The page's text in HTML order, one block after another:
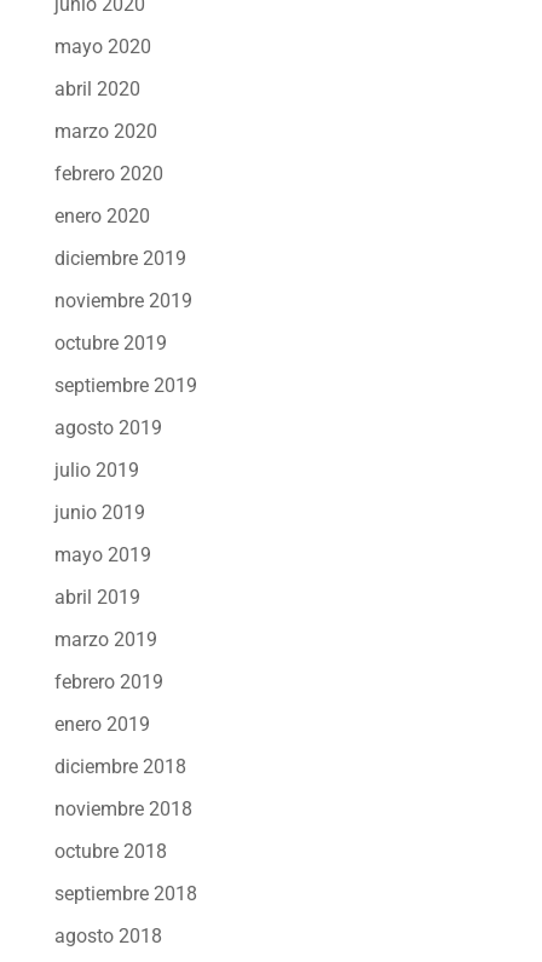
mayo 2020
abril 2020
marzo 2020
febrero 2020
enero 2020
diciembre 2019
noviembre 2019
octubre 2019
septiembre 2019
agosto 2019
julio 2019
junio 2019
mayo 2019
abril 2019
marzo 2019
febrero 2019
enero 2019
diciembre 2018
noviembre 2018
octubre 2018
septiembre 2018
agosto 2018